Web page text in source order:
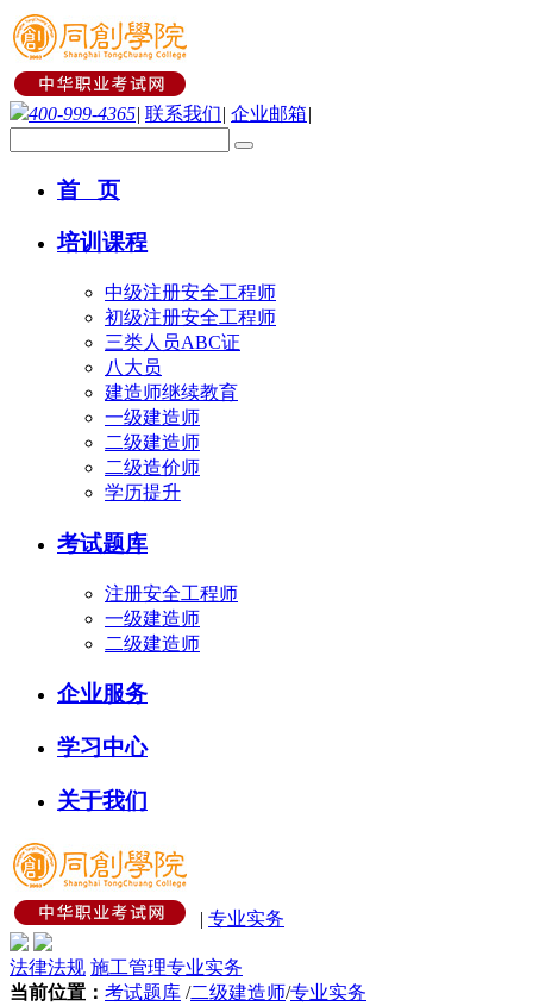
400-999-4365| 联系我们| 企业邮箱|
首 页
培训课程
中级注册安全工程师
初级注册安全工程师
三类人员ABC证
八大员
建造师继续教育
一级建造师
二级建造师
二级造价师
学历提升
考试题库
注册安全工程师
一级建造师
二级建造师
企业服务
学习中心
关于我们
专业实务
法律法规 施工管理专业实务
当前位置： 考试题库 /二级建造师/专业实务